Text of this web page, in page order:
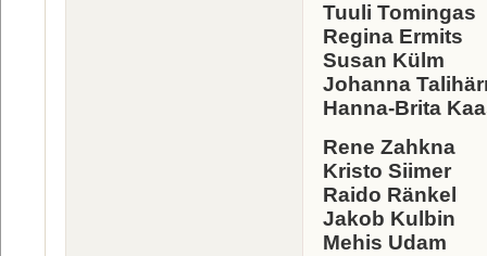
Tuuli Tomingas
Regina Ermits
Susan Külm
Johanna
Hanna-Brita
Rene Zahkna
Kristo Siimer
Raido Ränkel
Jakob Kulbin
Mehis Udam